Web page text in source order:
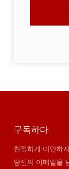
구독하다
친절하게 미안하
당신의 이메일을